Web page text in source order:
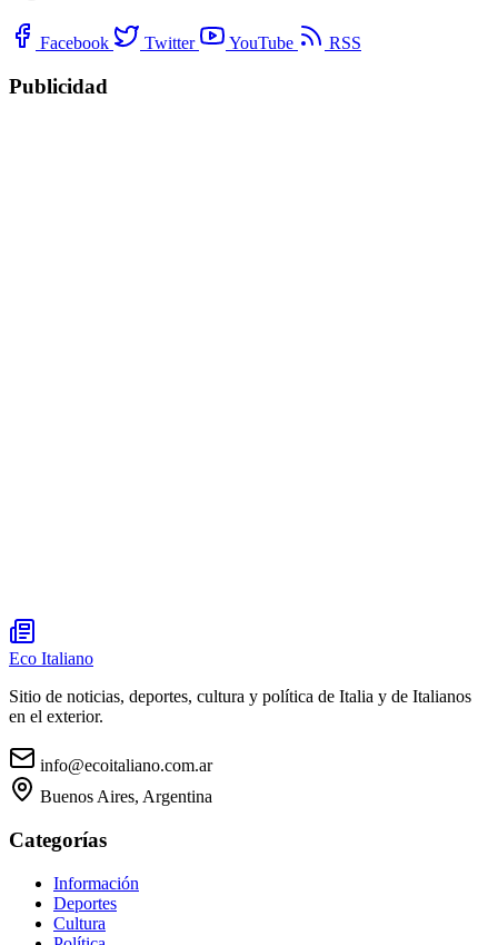
Facebook Twitter YouTube RSS
Publicidad
Eco Italiano
Sitio de noticias, deportes, cultura y política de Italia y de Italianos
en el exterior.
info@ecoitaliano.com.ar
Buenos Aires, Argentina
Categorías
Información
Deportes
Cultura